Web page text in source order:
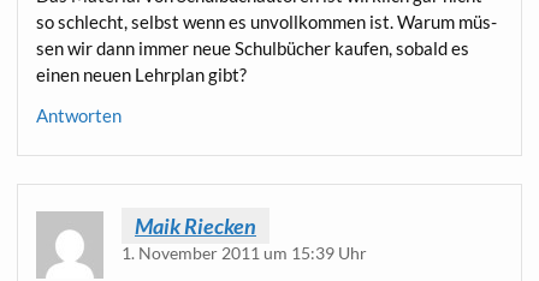
so schlecht, selbst wenn es unvoll­kom­men ist. War­um müs­
sen wir dann immer neue Schul­bü­cher kau­fen, sobald es
einen neu­en Lehr­plan gibt?
Antworten
Maik Riecken
1. November 2011 um 15:39 Uhr